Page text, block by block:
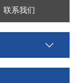
联系我们